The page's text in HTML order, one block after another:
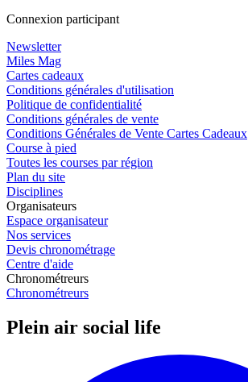
Connexion participant
Newsletter
Miles Mag
Cartes cadeaux
Conditions générales d'utilisation
Politique de confidentialité
Conditions générales de vente
Conditions Générales de Vente Cartes Cadeaux
Course à pied
Toutes les courses par région
Plan du site
Disciplines
Organisateurs
Espace organisateur
Nos services
Devis chronométrage
Centre d'aide
Chronométreurs
Chronométreurs
Plein air social life